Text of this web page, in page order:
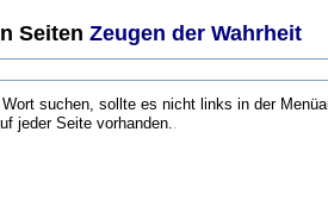
Seiten Zeugen der Wahrheit
suchen, sollte es nicht links in der
jeder Seite vorhanden..